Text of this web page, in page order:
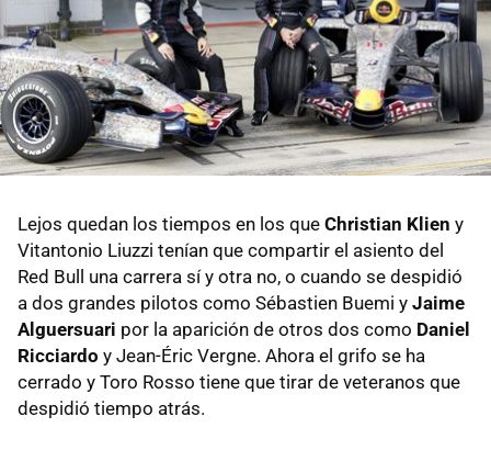
Lejos quedan los tiempos en los que Christian Klien y
Vitantonio Liuzzi tenían que compartir el asiento del
Red Bull una carrera sí y otra no, o cuando se despidió
a dos grandes pilotos como Sébastien Buemi y Jaime
Alguersuari por la aparición de otros dos como Daniel
Ricciardo y Jean-Éric Vergne. Ahora el grifo se ha
cerrado y Toro Rosso tiene que tirar de veteranos que
despidió tiempo atrás.